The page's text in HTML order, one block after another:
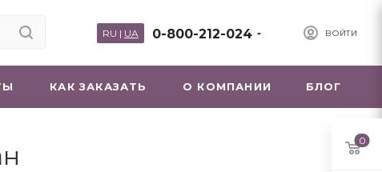
ВОЙТИ
0-800-212-024
RU | UA
КАК ЗАКАЗАТЬ О КОМПАНИИ БЛОГ
0